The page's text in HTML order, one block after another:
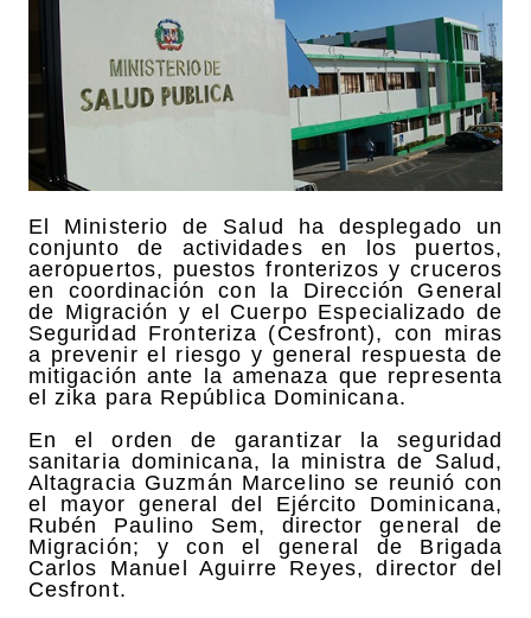
El Ministerio de Salud ha desplegado un
conjunto de actividades en los puertos,
aeropuertos, puestos fronterizos y cruceros
en coordinación con la Dirección General
de Migración y el Cuerpo Especializado de
Seguridad Fronteriza (Cesfront), con miras
a prevenir el riesgo y general respuesta de
mitigación ante la amenaza que representa
el zika para República Dominicana.
En el orden de garantizar la seguridad
sanitaria dominicana, la ministra de Salud,
Altagracia Guzmán Marcelino se reunió con
el mayor general del Ejército Dominicana,
Rubén Paulino Sem, director general de
Migración; y con el general de Brigada
Carlos Manuel Aguirre Reyes, director del
Cesfront.